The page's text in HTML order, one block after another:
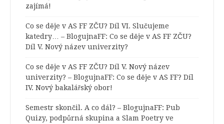
zajímá!
Co se děje v AS FF ZČU? Díl VI. Slučujeme
katedry… – BlogujnaFF: Co se děje v AS FF ZČU?
Díl V. Nový název univerzity?
Co se děje v AS FF ZČU? Díl V. Nový název
univerzity? – BlogujnaFF: Co se děje v AS FF? Díl
IV. Nový bakalářský obor!
Semestr skončil. A co dál? – BlogujnaFF: Pub
Quizy, podpůrná skupina a Slam Poetry ve